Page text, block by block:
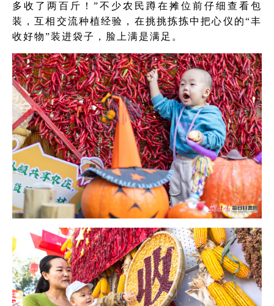
多收了两百斤！”不少农民蹲在摊位前仔细查看包
装，互相交流种植经验，在挑挑拣拣中把心仪的“丰
收好物”装进袋子，脸上满是满足。